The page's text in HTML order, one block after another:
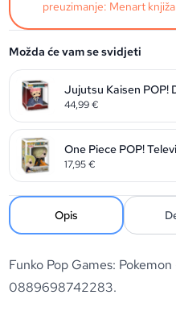
preuzimanje: Menart
Možda će vam se svidjeti
44,99€
17,95€
Opis
Funko Pop Games:
0889698742283.